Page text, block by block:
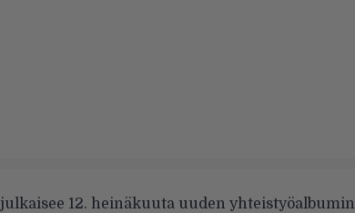
julkaisee 12. heinäkuuta uuden yhteistyöalbumin